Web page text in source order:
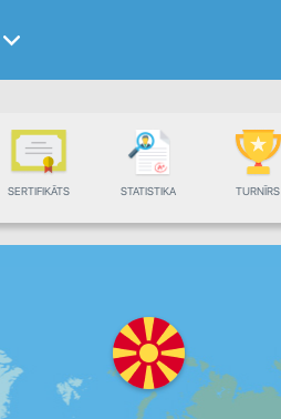
SERTIFIKĀTS STATISTIKA TURNĪRS